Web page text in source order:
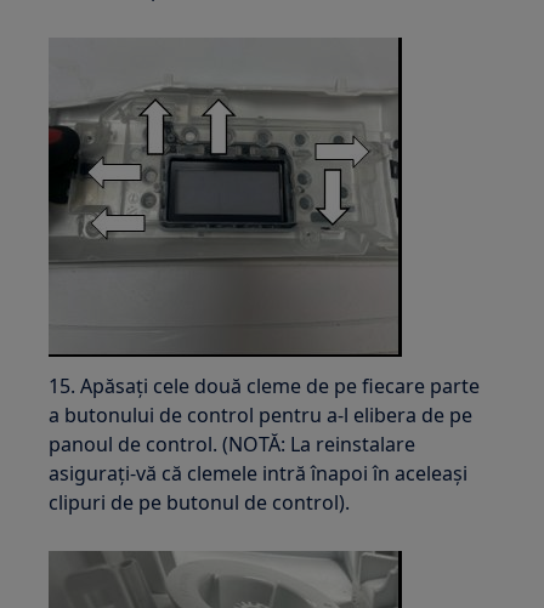
15. Apăsați cele două cleme de pe fiecare parte
a butonului de control pentru a-l elibera de pe
panoul de control. (NOTĂ: La reinstalare
asigurați-vă că clemele intră înapoi în aceleași
clipuri de pe butonul de control).